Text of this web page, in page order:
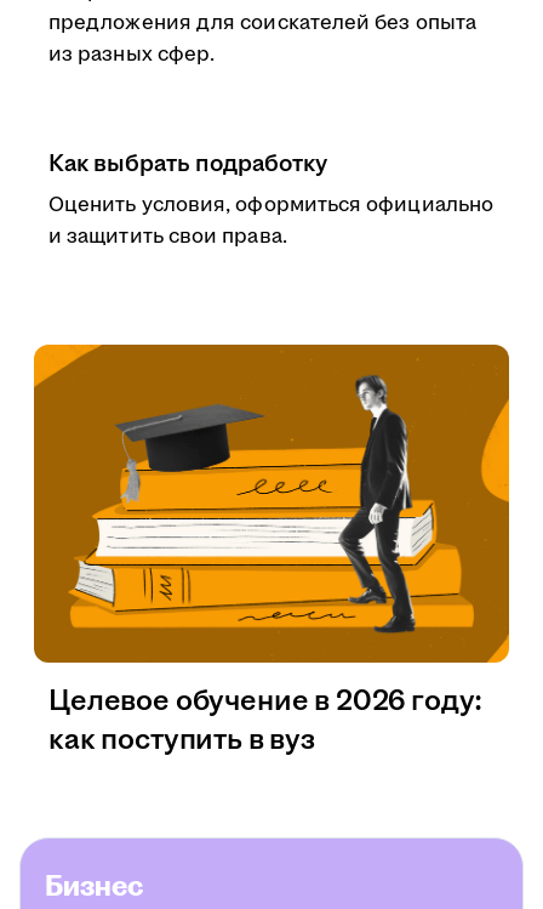
предложения для соискателей без опыта
из разных сфер.
Как выбрать подработку
Оценить условия, оформиться официально
и защитить свои права.
Целевое обучение в 2026 году:
как поступить в вуз
Бизнес